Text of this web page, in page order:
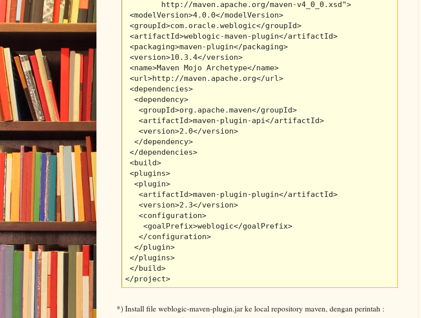
        http://maven.apache.org/maven-v4_0_0.xsd">
<modelVersion>4.0.0</modelVersion>
<groupId>com.oracle.weblogic</groupId>
<artifactId>weblogic-maven-plugin</artifactId>
<packaging>maven-plugin</packaging>
<version>10.3.4</version>
<name>Maven Mojo Archetype</name>
<url>http://maven.apache.org</url>
<dependencies>
  <dependency>
   <groupId>org.apache.maven</groupId>
   <artifactId>maven-plugin-api</artifactId>
   <version>2.0</version>
  </dependency>
</dependencies>
<build>
<plugins>
  <plugin>
   <artifactId>maven-plugin-plugin</artifactId>
   <version>2.3</version>
   <configuration>
    <goalPrefix>weblogic</goalPrefix>
   </configuration>
  </plugin>
</plugins>
</build>
</project>
*) Install file weblogic-maven-plugin.jar ke local repository maven, dengan perintah :